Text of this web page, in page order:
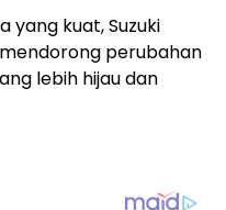
yang kuat, Suzuki
perubahan
lebih hijau dan